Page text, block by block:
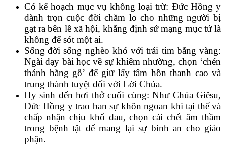
Có kế hoạch mục vụ không loại trừ: Đức Hồng y
dành trọn cuộc đời chăm lo cho những người bị
gạt ra bên lề xã hội, khẳng định sứ mạng mục tử là
không để sót một ai.
Sống đời sống nghèo khó với trái tim bằng vàng:
Ngài dạy bài học về sự khiêm nhường, chọn ‘chén
thánh bằng gỗ’ để giữ lấy tâm hồn thanh cao và
trung thành tuyệt đối với Lời Chúa.
Hy sinh đến hơi thở cuối cùng: Như Chúa Giêsu,
Đức Hồng y trao ban sự khôn ngoan khi tại thế và
chấp nhận chịu khổ đau, chọn cái chết âm thầm
trong bệnh tật để mang lại sự bình an cho giáo
phận.